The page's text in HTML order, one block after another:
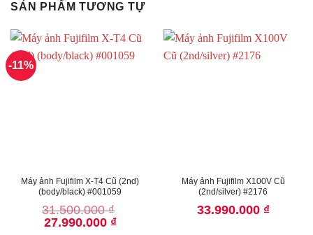
SẢN PHẨM TƯƠNG TỰ
-11%
Máy ảnh Fujifilm X-T4 Cũ (2nd)
(body/black) #001059
31.500.000₫
Giá
gốc
27.990.000 ₫Giá
Máy ảnh Fujifilm X100V Cũ
(2nd/silver) #2176
33.990.000 ₫